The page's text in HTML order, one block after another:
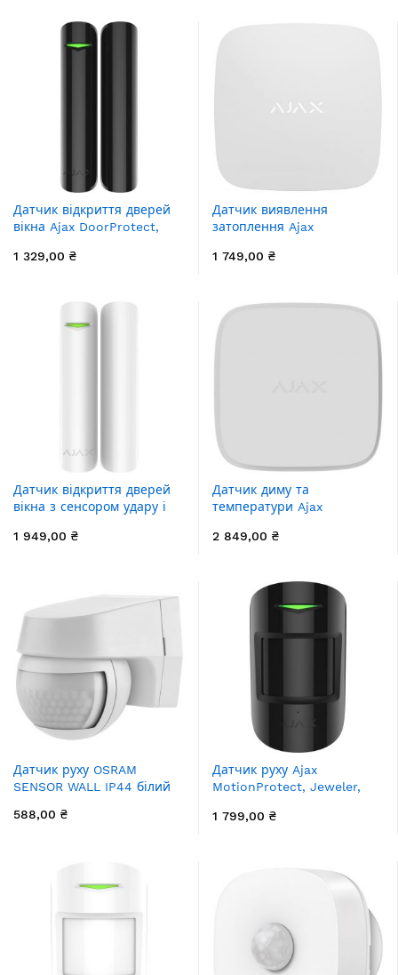
Датчик відкриття дверей
вікна Ajax DoorProtect,
чорний
1 329,00 ₴
Датчик виявлення
затоплення Ajax
бездротовий, білий
1 749,00 ₴
Датчик відкриття дверей
вікна з сенсором удару і
Plus, Jeweler, бездротовий,
1 949,00 ₴
Датчик диму та
температури Ajax
Smoke Jeweler, змінна
2 849,00 ₴
Датчик руху OSRAM
SENSOR WALL IP44 білий
588,00 ₴
Датчик руху Ajax
MotionProtect, Jeweler,
(5314.09.BL1)
1 799,00 ₴